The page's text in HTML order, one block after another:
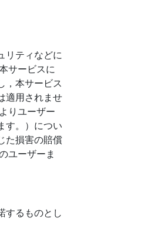
リティなどに
サービスに
，本サービス
適用されませ
りユーザー
す。）につい
た損害の賠償
ユーザーま
するものとし